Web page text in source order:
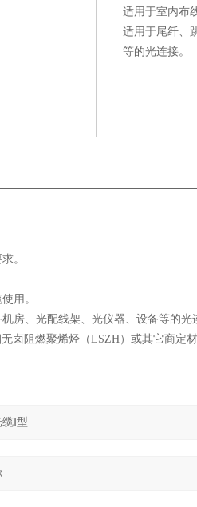
适用于室内布
适用于尾纤、
等的光连接。
。
用。
、光配线架、光仪器、设备等的光
阻燃聚烯烃（LSZH）或其它商定材